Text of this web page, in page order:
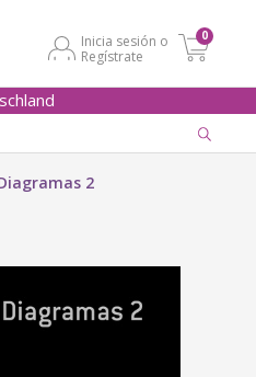
Inicia sesión o
Regístrate
0
2